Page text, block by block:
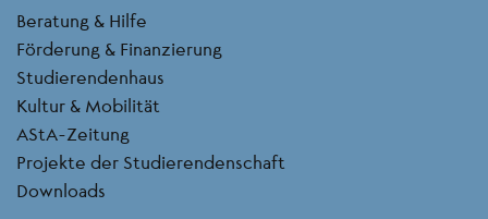
Beratung & Hilfe
Förderung & Finanzierung
Studierendenhaus
Kultur & Mobilität
AStA-Zeitung
Projekte der Studierendenschaft
Downloads